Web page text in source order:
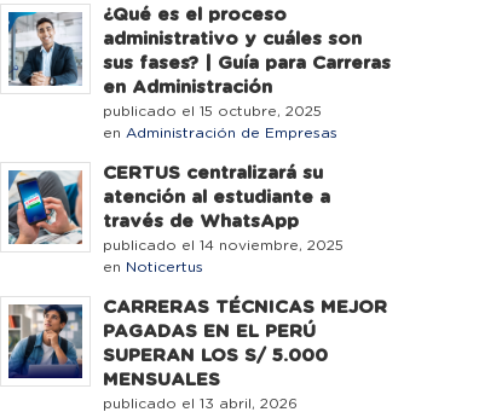
¿Qué es el proceso
administrativo y cuáles son
sus fases? | Guía para Carreras
en Administración
publicado el 15 octubre, 2025
en Administración de Empresas
CERTUS centralizará su
atención al estudiante a
través de WhatsApp
publicado el 14 noviembre, 2025
en Noticertus
CARRERAS TÉCNICAS MEJOR
PAGADAS EN EL PERÚ
SUPERAN LOS S/ 5.000
MENSUALES
publicado el 13 abril, 2026